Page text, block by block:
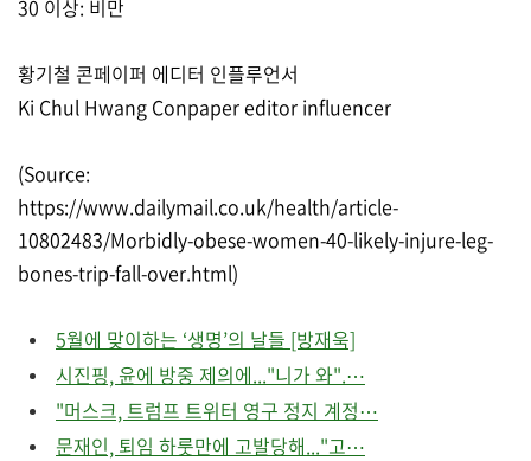
30 이상: 비만
황기철 콘페이퍼 에디터 인플루언서
Ki Chul Hwang Conpaper editor influencer
(Source:
https://www.dailymail.co.uk/health/article-
10802483/Morbidly-obese-women-40-likely-injure-leg-
bones-trip-fall-over.html)
5월에 맞이하는 ‘생명’의 날들 [방재욱]
시진핑, 윤에 방중 제의에..."니가 와".⋯
"머스크, 트럼프 트위터 영구 정지 계정⋯
문재인, 퇴임 하룻만에 고발당해..."고⋯